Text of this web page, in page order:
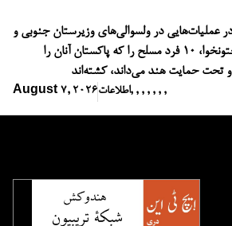
عملیات‌هایی در ولسوالی‌های وزیرستان جنوبی و
دیر، واقع در ایالت خیبرپختونخوا، ۱۰ فرد مسلح را که پاکستان آنان را
و تحت حمایت هند می‌داند، کشته‌اند
August 7, 2026اطلاعات, , , , , , ,